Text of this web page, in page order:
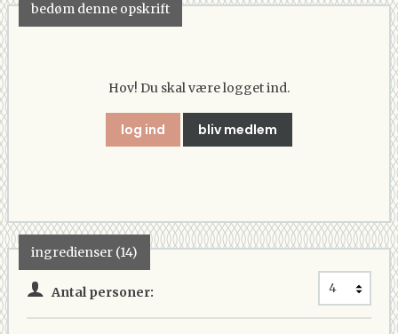
bedøm denne opskrift
Hov! Du skal være logget ind.
log ind bliv medlem
ingredienser (14)
Antal personer: